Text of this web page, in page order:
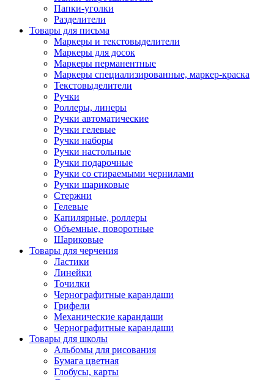
Папки-уголки
Разделители
Товары для письма
Маркеры и текстовыделители
Маркеры для досок
Маркеры перманентные
Маркеры специализированные, маркер-краска
Текстовыделители
Ручки
Роллеры, линеры
Ручки автоматические
Ручки гелевые
Ручки наборы
Ручки настольные
Ручки подарочные
Ручки со стираемыми чернилами
Ручки шариковые
Стержни
Гелевые
Капилярные, роллеры
Объемные, поворотные
Шариковые
Товары для черчения
Ластики
Линейки
Точилки
Чернографитные карандаши
Грифели
Механические карандаши
Чернографитные карандаши
Товары для школы
Альбомы для рисования
Бумага цветная
Глобусы, карты